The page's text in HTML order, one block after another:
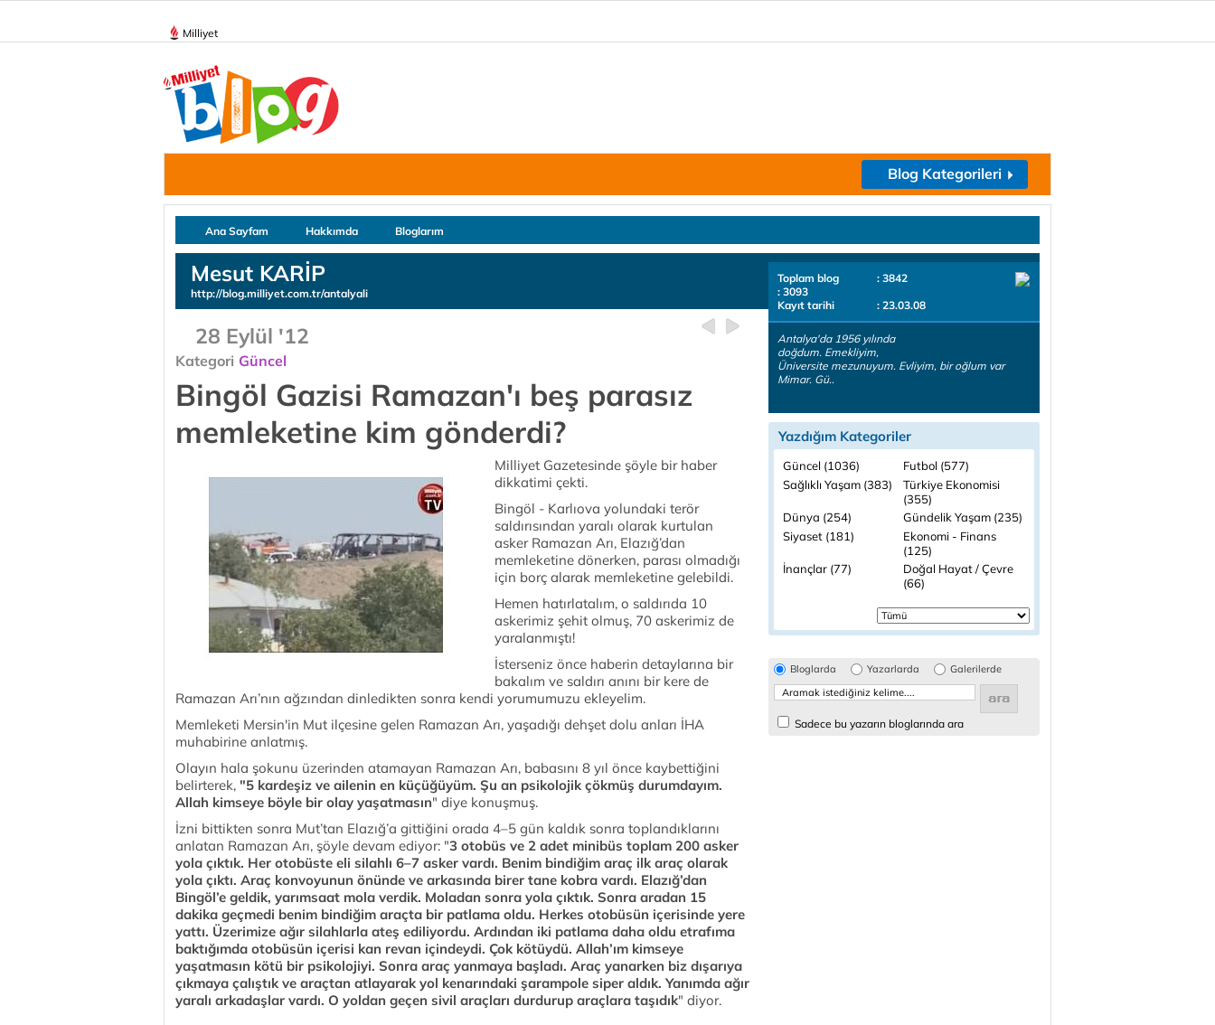
Milliyet
Blog Kategorileri
Ana Sayfam Hakkımda Bloglarım
Mesut KARİP
http://blog.milliyet.com.tr/antalyali
28 Eylül '12
Kategori Güncel
Bingöl Gazisi Ramazan'ı beş parasız
memleketine kim gönderdi?
Milliyet Gazetesinde şöyle bir haber
dikkatimi çekti.
Bingöl - Karlıova yolundaki terör
saldırısından yaralı olarak kurtulan
asker Ramazan Arı, Elazığ’dan
memleketine dönerken, parası olmadığı
için borç alarak memleketine gelebildi.
Hemen hatırlatalım, o saldırıda 10
askerimiz şehit olmuş, 70 askerimiz de
yaralanmıştı!
İsterseniz önce haberin detaylarına bir
bakalım ve saldırı anını bir kere de
Ramazan Arı’nın ağzından dinledikten sonra kendi yorumumuzu ekleyelim.
Memleketi Mersin'in Mut ilçesine gelen Ramazan Arı, yaşadığı dehşet dolu anları İHA
muhabirine anlatmış.
Olayın hala şokunu üzerinden atamayan Ramazan Arı, babasını 8 yıl önce kaybettiğini
belirterek, "5 kardeşiz ve ailenin en küçüğüyüm. Şu an psikolojik çökmüş durumdayım.
Allah kimseye böyle bir olay yaşatmasın" diye konuşmuş.
İzni bittikten sonra Mut’tan Elazığ’a gittiğini orada 4–5 gün kaldık sonra toplandıklarını
anlatan Ramazan Arı, şöyle devam ediyor: "3 otobüs ve 2 adet minibüs toplam 200 asker
yola çıktık. Her otobüste eli silahlı 6–7 asker vardı. Benim bindiğim araç ilk araç olarak
yola çıktı. Araç konvoyunun önünde ve arkasında birer tane kobra vardı. Elazığ’dan
Bingöl’e geldik, yarımsaat mola verdik. Moladan sonra yola çıktık. Sonra aradan 15
dakika geçmedi benim bindiğim araçta bir patlama oldu. Herkes otobüsün içerisinde yere
yattı. Üzerimize ağır silahlarla ateş ediliyordu. Ardından iki patlama daha oldu etrafıma
baktığımda otobüsün içerisi kan revan içindeydi. Çok kötüydü. Allah’ım kimseye
yaşatmasın kötü bir psikolojiyi. Sonra araç yanmaya başladı. Araç yanarken biz dışarıya
çıkmaya çalıştık ve araçtan atlayarak yol kenarındaki şarampole siper aldık. Yanımda ağır
yaralı arkadaşlar vardı. O yoldan geçen sivil araçları durdurup araçlara taşıdık" diyor.
Toplam blog
: 3842
: 3093
Kayıt tarihi
: 23.03.08
Antalya'da 1956 yılında
doğdum. Emekliyim,
Üniversite mezunuyum. Evliyim, bir oğlum var
Mimar. Gü..
Yazdığım Kategoriler
Güncel (1036)
Futbol (577)
Sağlıklı Yaşam (383)
Türkiye Ekonomisi
(355)
Dünya (254)
Gündelik Yaşam (235)
Siyaset (181)
Ekonomi - Finans
(125)
İnançlar (77) Doğal Hayat / Çevre
(66)
Bloglarda Yazarlarda Galerilerde
Sadece bu yazarın bloglarında ara